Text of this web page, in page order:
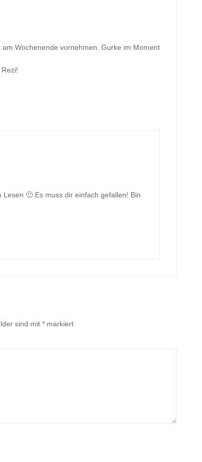
Wochenende vornehmen. Gurke im Moment
🙂 Es muss dir einfach gefallen! Bin
sind mit * markiert